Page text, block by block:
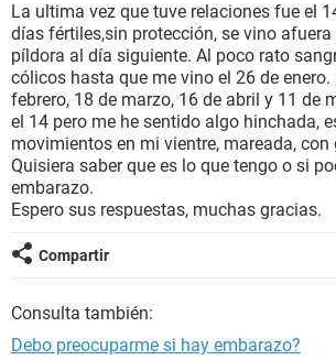
BIENESTAR
SEXUALIDAD
GLOSARIO
La ultima vez que tuve relaciones fue el
días fértiles,sin protección, se vino afuera
píldora al día siguiente. Al poco rato
cólicos hasta que me vino el 26 de
febrero, 18 de marzo, 16 de abril y 11 de
el 14 pero me he sentido algo hinchada,
movimientos en mi vientre, mareada, con
Quisiera saber que es lo que tengo o si
embarazo.
Espero sus respuestas, muchas gracias.
Compartir
Consulta también:
Debo preocuparme si hay embarazo?